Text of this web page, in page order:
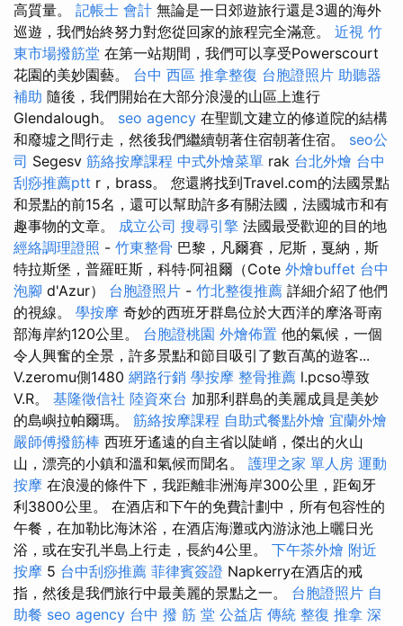
高質量。 記帳士 會計 無論是一日郊遊旅行還是3週的海外
巡遊，我們始終努力對您從回家的旅程完全滿意。 近視 竹
東市場撥筋堂 在第一站期間，我們可以享受Powerscourt
花園的美妙園藝。 台中 西區 推拿整復 台胞證照片 助聽器
補助 隨後，我們開始在大部分浪漫的山區上進行
Glendalough。 seo agency 在聖凱文建立的修道院的結構
和廢墟之間行走，然後我們繼續朝著住宿朝著住宿。 seo公
司 Segesv 筋絡按摩課程 中式外燴菜單 rak 台北外燴 台中
刮痧推薦ptt r，brass。 您還將找到Travel.com的法國景點
和景點的前15名，還可以幫助許多有關法國，法國城市和有
趣事物的文章。 成立公司 搜尋引擎 法國最受歡迎的目的地
經絡調理證照 - 竹東整骨 巴黎，凡爾賽，尼斯，戛納，斯
特拉斯堡，普羅旺斯，科特·阿祖爾（Cote 外燴buffet 台中
泡腳 d'Azur） 台胞證照片 - 竹北整復推薦 詳細介紹了他們
的視線。 學按摩 奇妙的西班牙群島位於大西洋的摩洛哥南
部海岸約120公里。 台胞證桃園 外燴佈置 他的氣候，一個
令人興奮的全景，許多景點和節目吸引了數百萬的遊客...
V.zeromu側1480 網路行銷 學按摩 整骨推薦 l.pcso導致
V.R。 基隆徵信社 陸資來台 加那利群島的美麗成員是美妙
的島嶼拉帕爾瑪。 筋絡按摩課程 自助式餐點外燴 宜蘭外燴
嚴師傅撥筋棒 西班牙遙遠的自主省以陡峭，傑出的火山
山，漂亮的小鎮和溫和氣候而聞名。 護理之家 單人房 運動
按摩 在浪漫的條件下，我距離非洲海岸300公里，距匈牙
利3800公里。 在酒店和下午的免費計劃中，所有包容性的
午餐，在加勒比海沐浴，在酒店海灘或內游泳池上曬日光
浴，或在安孔半島上行走，長約4公里。 下午茶外燴 附近
按摩 5 台中刮痧推薦 菲律賓簽證 Napkerry在酒店的戒
指，然後是我們旅行中最美麗的景點之一。 台胞證照片 自
助餐 seo agency 台中 撥 筋 堂 公益店 傳統 整復 推拿 深